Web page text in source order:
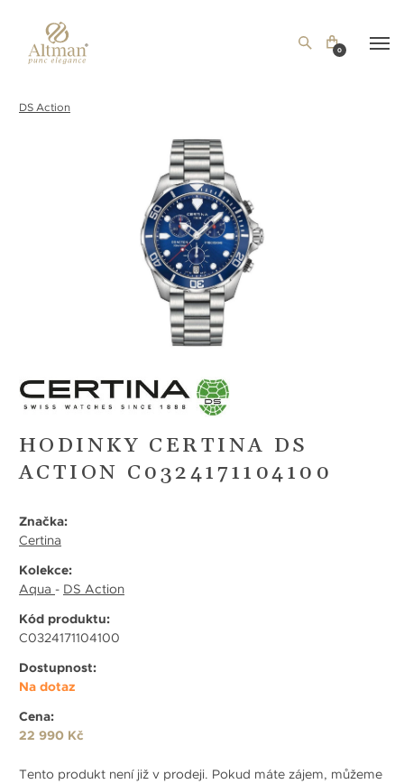
0
DS Action
HODINKY CERTINA DS
ACTION C0324171104100
Značka:
Certina
Kolekce:
Aqua - DS Action
Kód produktu:
C0324171104100
Dostupnost:
Na dotaz
Cena:
22 990 Kč
Tento produkt není již v prodeji. Pokud máte zájem, můžeme